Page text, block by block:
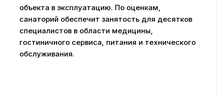
объекта в эксплуатацию. По оценкам,
санаторий обеспечит занятость для десятков
специалистов в области медицины,
гостиничного сервиса, питания и технического
обслуживания.